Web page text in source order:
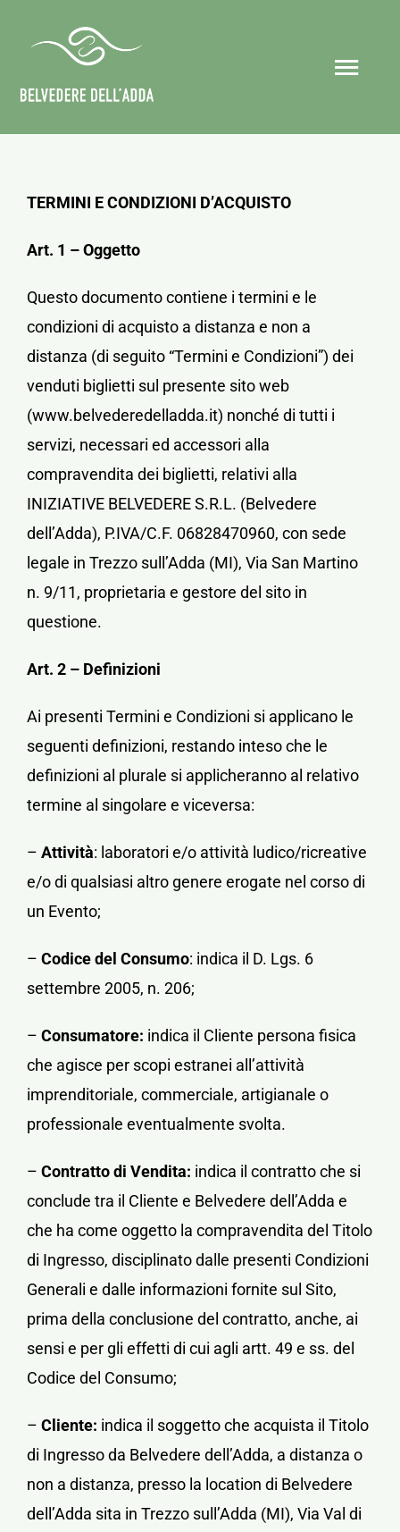
Home
Chi siamo
Eventi
Organizza il tuo evento
Collaborazioni
Contatti
Carrello
Il mio account
TERMINI E CONDIZIONI D’ACQUISTO
Art. 1 – Oggetto
Questo documento contiene i termini e le
condizioni di acquisto a distanza e non a
distanza (di seguito “Termini e Condizioni”) dei
venduti biglietti sul presente sito web
(www.belvederedelladda.it) nonché di tutti i
servizi, necessari ed accessori alla
compravendita dei biglietti, relativi alla
INIZIATIVE BELVEDERE S.R.L. (Belvedere
dell’Adda), P.IVA/C.F. 06828470960, con sede
legale in Trezzo sull’Adda (MI), Via San Martino
n. 9/11, proprietaria e gestore del sito in
questione.
Art. 2 – Definizioni
Ai presenti Termini e Condizioni si applicano le
seguenti definizioni, restando inteso che le
definizioni al plurale si applicheranno al relativo
termine al singolare e viceversa:
– Attività: laboratori e/o attività ludico/ricreative
e/o di qualsiasi altro genere erogate nel corso di
un Evento;
– Codicedel Consumo: indica il D. Lgs. 6
settembre 2005, n. 206;
– Consumatore: indica il Cliente persona fisica
che agisce per scopi estranei all’attività
imprenditoriale, commerciale, artigianale o
professionale eventualmente svolta.
– Contratto di Vendita: indica il contratto che si
conclude tra il Cliente e Belvedere dell’Adda e
che ha come oggetto la compravendita del Titolo
di Ingresso, disciplinato dalle presenti Condizioni
Generali e dalle informazioni fornite sul Sito,
prima della conclusione del contratto, anche, ai
sensi e per gli effetti di cui agli artt. 49 e ss. del
Codice del Consumo;
– Cliente: indica il soggetto che acquista il Titolo
di Ingresso da Belvedere dell’Adda, a distanza o
non a distanza, presso la location di Belvedere
dell’Adda sita in Trezzo sull’Adda (MI), Via Val di